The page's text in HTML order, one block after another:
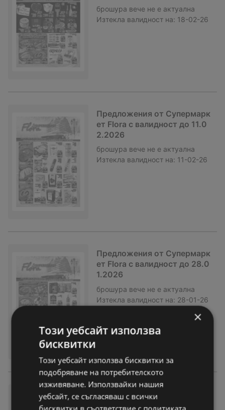
брошура вече не е актуална
Изтекла валидност на: 18-02-26
Предложения от Супермарк
ет Flora с валидност до 11.0
2.2026
брошура вече не е актуална
Изтекла валидност на: 11-02-26
Предложения от Супермарк
ет Flora с валидност до 28.0
1.2026
брошура вече не е актуална
Изтекла валидност на: 28-01-26
Предложения от Супермарк
×
Този уебсайт използва
бисквитки
Този уебсайт използва бисквитки за
подобряване на потребителското
изживяване. Използвайки нашия
уебсайт, се съгласяваш с всички